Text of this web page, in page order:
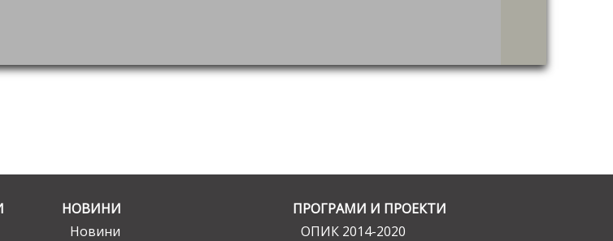
НОВИНИ
Новини
ПРОГРАМИ И ПРОЕКТИ
ОПИК 2014-2020